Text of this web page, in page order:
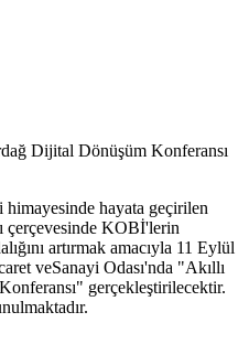
Dijital Dönüşüm Konferansı
hayata geçirilen
çerçevesinde KOBİ'lerin
artırmak amacıyla 11 Eylül
veSanayi Odası'nda "Akıllı
gerçekleştirilecektir.